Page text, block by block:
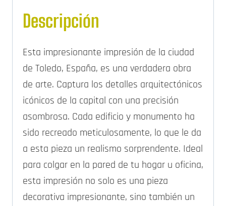
Descripción
Esta impresionante impresión de la ciudad
de Toledo, España, es una verdadera obra
de arte. Captura los detalles arquitectónicos
icónicos de la capital con una precisión
asombrosa. Cada edificio y monumento ha
sido recreado meticulosamente, lo que le da
a esta pieza un realismo sorprendente. Ideal
para colgar en la pared de tu hogar u oficina,
esta impresión no solo es una pieza
decorativa impresionante, sino también un